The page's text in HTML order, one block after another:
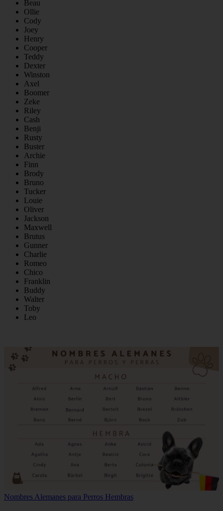
Beau
Ollie
Cody
Joey
Henry
Cooper
Teddy
Dexter
Winston
Axel
Boomer
Zeke
Riley
Cash
Benji
Rusty
Buster
Archie
Finn
Brody
Bruno
Tucker
Louie
Oliver
Jackson
Maxwell
Brutus
Gunner
Charlie
Romeo
Chico
Franklin
Buddy
Walter
Toby
Leo
Nombres Alemanes para Perros Hembras